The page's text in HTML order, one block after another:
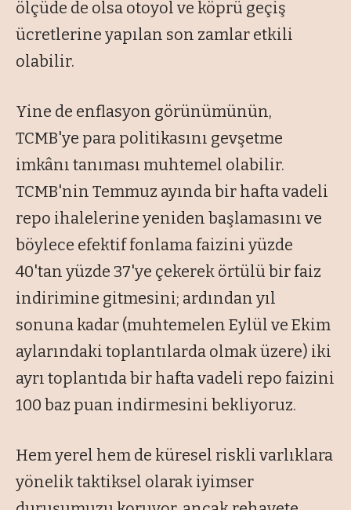
ölçüde de olsa otoyol ve köprü geçiş
ücretlerine yapılan son zamlar etkili
olabilir.
Yine de enflasyon görünümünün,
TCMB'ye para politikasını gevşetme
imkânı tanıması muhtemel olabilir.
TCMB'nin Temmuz ayında bir hafta vadeli
repo ihalelerine yeniden başlamasını ve
böylece efektif fonlama faizini yüzde
40'tan yüzde 37'ye çekerek örtülü bir faiz
indirimine gitmesini; ardından yıl
sonuna kadar (muhtemelen Eylül ve Ekim
aylarındaki toplantılarda olmak üzere) iki
ayrı toplantıda bir hafta vadeli repo faizini
100 baz puan indirmesini bekliyoruz.
Hem yerel hem de küresel riskli varlıklara
yönelik taktiksel olarak iyimser